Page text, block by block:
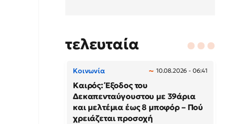
τελευταία
Κοινωνία 10.08.2026 - 06:41
Καιρός: Έξοδος του
Δεκαπενταύγουστου με 39άρια
και μελτέμια έως 8 μποφόρ – Πού
χρειάζεται προσοχή